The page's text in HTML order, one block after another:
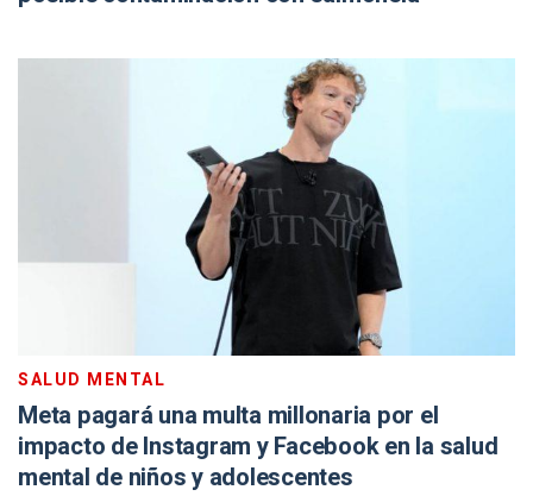
SALUD MENTAL
Meta pagará una multa millonaria por el
impacto de Instagram y Facebook en la salud
mental de niños y adolescentes